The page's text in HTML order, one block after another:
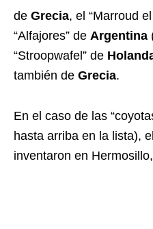
de Grecia, el “Marroud
“Alfajores” de Argentina
“Stroopwafel” de
también de Grecia.
En el caso de las
hasta arriba en la lista),
inventaron en Hermosillo,